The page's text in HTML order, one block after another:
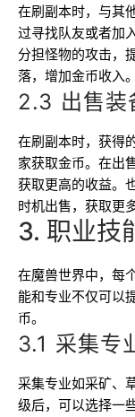
在刷副本时，与其
过寻找队友或者加
分担怪物的攻击，
落，增加金币收入。
2.3 出售装
在刷副本时，获得
家获取金币。在出
获取更高的收益。
时机出售，获取更
3. 职业技
在魔兽世界中，每
能和专业不仅可以
币。
3.1 采集专
采集专业如采矿、
级后，可以选择一